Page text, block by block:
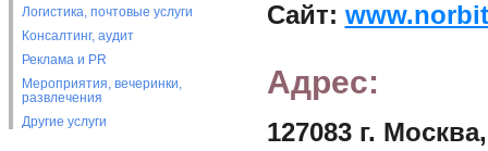
Логистика, почтовые услуги
Консалтинг, аудит
Реклама и PR
Мероприятия, вечеринки,
развлечения
Другие услуги
Сайт:
Адрес:
127083 г.